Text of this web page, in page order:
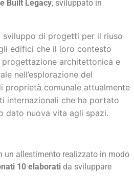
Built Legacy, sviluppato in
di progetti per il riuso
edifici che il loro contesto
progettazione architettonica e
nell’esplorazione del
proprietà comunale attualmente
internazionali che ha portato
dato nuova vita agli spazi.
un allestimento realizzato in modo
10 elaborati da sviluppare